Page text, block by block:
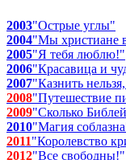
2003"Острые углы"
2004"Мы христиане
2005"Я тебя люблю!"
2006"Красавица и
2007"Казнить
2008"Путешествие
2009"Сколько
2010"Магия
2011"Королевство
2012"Все свободны!"